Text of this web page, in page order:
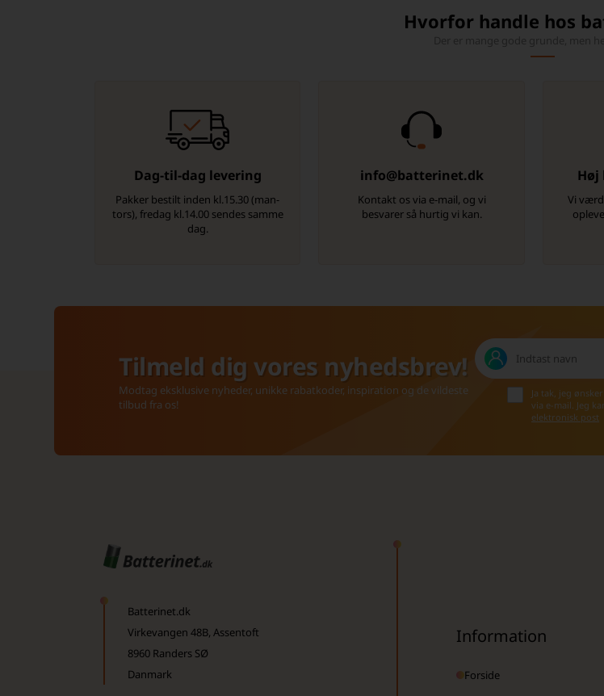
Hvorfor handle hos
Dag-til-dag levering
Pakker bestilt inden kl.15.30 (man-
tors), fredag kl.14.00 sendes samme
dag.
info@batterinet.dk
Kontakt os via e-mail, og vi
besvarer så hurtig vi kan.
Høj
Vi
Tilmeld dig vores nyhedsbrev!
Modtag eksklusive nyheder, unikke rabatkoder, inspiration og de vildeste
tilbud fra os!
Ja tak, jeg
via e-mail. Jeg
elektronisk post
Batterinet.dk
Virkevangen 48B, Assentoft
8960 Randers SØ
Danmark
Information
Forside